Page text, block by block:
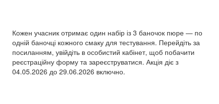
Кожен учасник отримає один набір із 3 баночок пюре — по
одній баночці кожного смаку для тестування. Перейдіть за
посиланням, увійдіть в особистий кабінет, щоб побачити
реєстраційну форму та зареєструватися. Акція діє з
04.05.2026 до 29.06.2026 включно.